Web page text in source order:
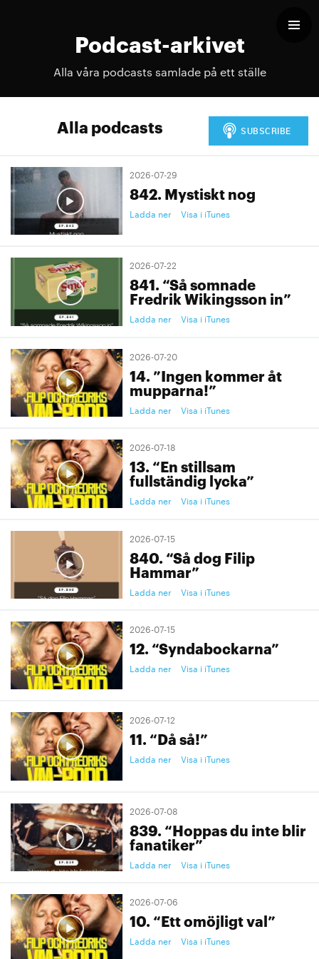
Podcast-arkivet
Alla våra podcasts samlade på ett ställe
Alla podcasts
2026-07-29
842. Mystiskt nog
Ladda ner Visa i iTunes
2026-07-22
841. “Så somnade
Fredrik Wikingsson in”
Ladda ner Visa i iTunes
2026-07-20
14. ”Ingen kommer åt
mupparna!”
Ladda ner Visa i iTunes
2026-07-18
13. “En stillsam
fullständig lycka”
Ladda ner Visa i iTunes
2026-07-15
840. “Så dog Filip
Hammar”
Ladda ner Visa i iTunes
2026-07-15
12. “Syndabockarna”
Ladda ner Visa i iTunes
2026-07-12
11. “Då så!”
Ladda ner Visa i iTunes
2026-07-08
839. “Hoppas du inte blir
fanatiker”
Ladda ner Visa i iTunes
2026-07-06
10. “Ett omöjligt val”
Ladda ner Visa i iTunes